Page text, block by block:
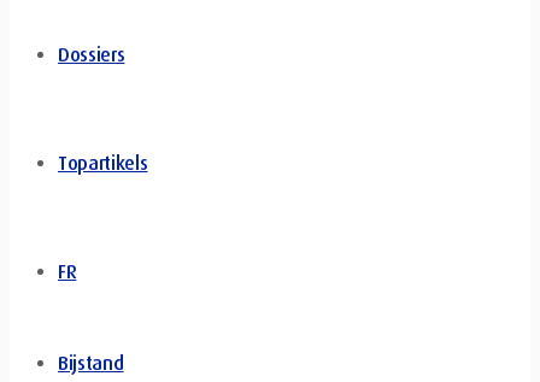
Dossiers
Topartikels
FR
Bijstand